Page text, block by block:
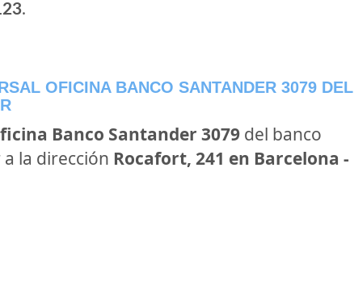
.
OFICINA BANCO SANTANDER 3079 DEL
Banco Santander 3079 del banco
la dirección Rocafort, 241 en Barcelona -